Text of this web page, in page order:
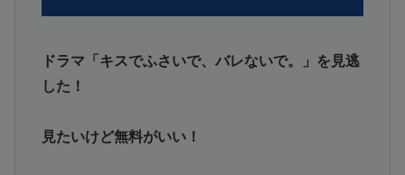
ドラマ「キスでふさいで、バレないで。」を見逃
した！
見たいけど無料がいい！